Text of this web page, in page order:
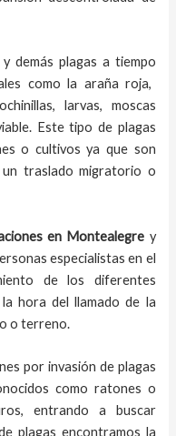
y demás plagas a tiempo
como la araña roja,
larvas, moscas
Este tipo de plagas
o cultivos ya que son
traslado migratorio o
en Montealegre y
especialistas en el
de los diferentes
hora del llamado de la
o terreno.
por invasión de plagas
como ratones o
entrando a buscar
plagas encontramos la